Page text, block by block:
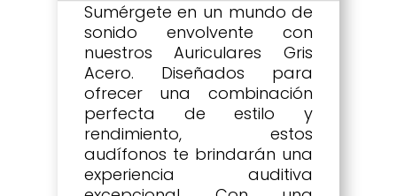
Sumérgete en un mundo de
sonido envolvente con
nuestros Auriculares Gris
Acero. Diseñados para
ofrecer una combinación
perfecta de estilo y
rendimiento, estos
audífonos te brindarán una
experiencia auditiva